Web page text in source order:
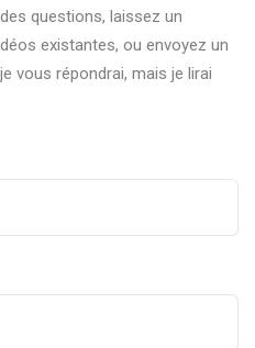
questions, laissez un
existantes, ou envoyez un
vous répondrai, mais je lirai